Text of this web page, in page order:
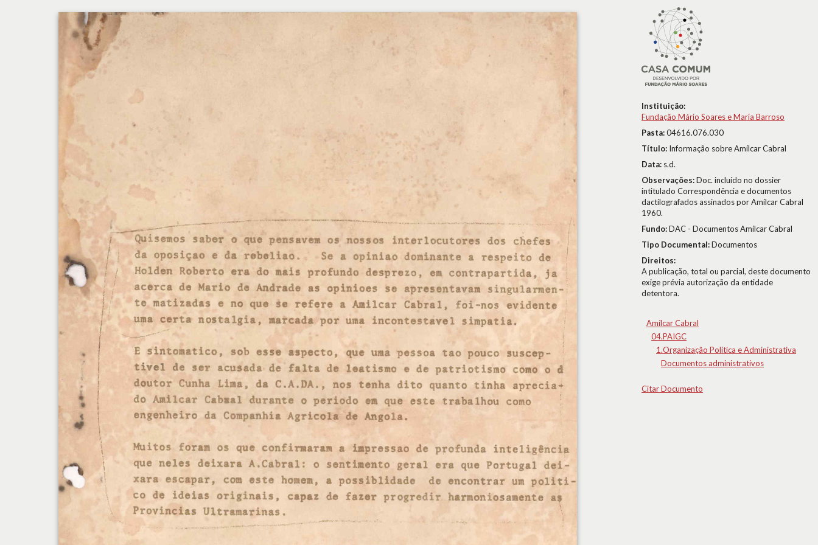
Instituição:
Fundação Mário Soares e Maria Barroso
Pasta:04616.076.030
Título: Informação sobre Amílcar Cabral
Data: s.d.
Observações:Doc. incluído no dossier
intitulado Correspondência e documentos
dactilografados assinados por Amílcar Cabral
1960.
Fundo:DAC - Documentos Amílcar Cabral
Tipo Documental:Documentos
Direitos:
A publicação, total ou parcial, deste documento
exige prévia autorização da entidade
detentora.
Amílcar Cabral
04.PAIGC
1.Organização Política e Administrativa
Documentos administrativos
Citar Documento